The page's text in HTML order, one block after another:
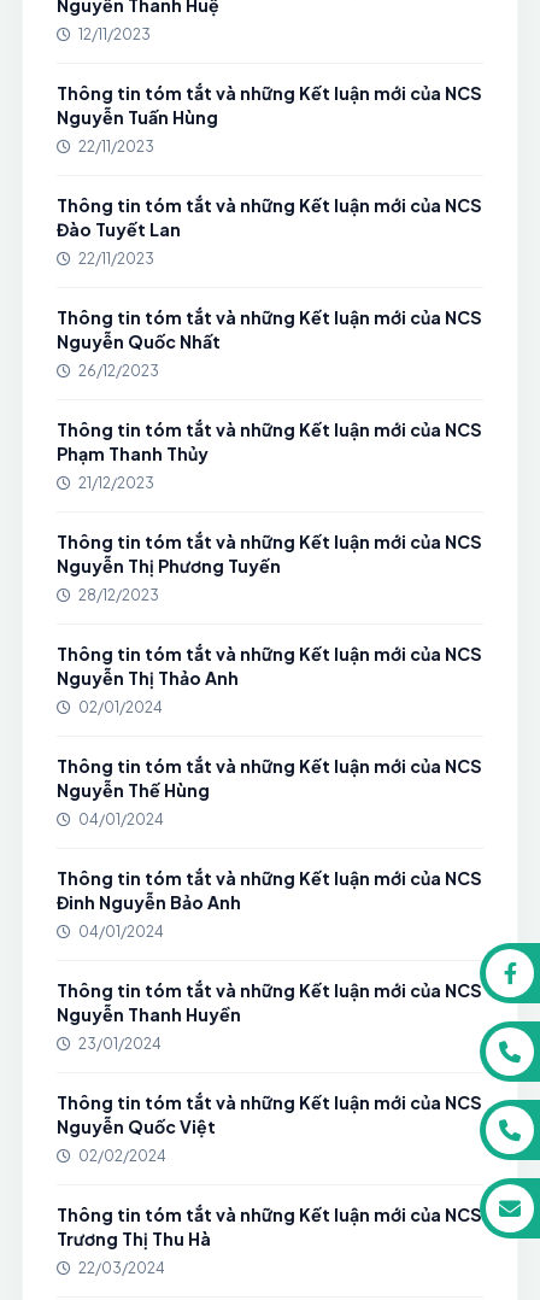
Nguyễn Thanh Huệ
12/11/2023
Thông tin tóm tắt và những Kết luận mới của NCS
Nguyễn Tuấn Hùng
22/11/2023
Thông tin tóm tắt và những Kết luận mới của NCS
Đào Tuyết Lan
22/11/2023
Thông tin tóm tắt và những Kết luận mới của NCS
Nguyễn Quốc Nhất
26/12/2023
Thông tin tóm tắt và những Kết luận mới của NCS
Phạm Thanh Thủy
21/12/2023
Thông tin tóm tắt và những Kết luận mới của NCS
Nguyễn Thị Phương Tuyến
28/12/2023
Thông tin tóm tắt và những Kết luận mới của NCS
Nguyễn Thị Thảo Anh
02/01/2024
Thông tin tóm tắt và những Kết luận mới của NCS
Nguyễn Thế Hùng
04/01/2024
Thông tin tóm tắt và những Kết luận mới của NCS
Đinh Nguyễn Bảo Anh
04/01/2024
Thông tin tóm tắt và những Kết luận mới của NCS
Nguyễn Thanh Huyền
23/01/2024
Thông tin tóm tắt và những Kết luận mới của NCS
Nguyễn Quốc Việt
02/02/2024
Thông tin tóm tắt và những Kết luận mới của NCS
Trương Thị Thu Hà
22/03/2024